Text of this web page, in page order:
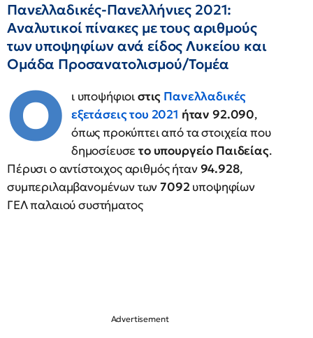
Πανελλαδικές-Πανελλήνιες 2021:
Αναλυτικοί πίνακες με τους αριθμούς
των υποψηφίων ανά είδος Λυκείου και
Ομάδα Προσανατολισμού/Τομέα
Ο ι υποψήφιοιστις Πανελλαδικές
εξετάσεις του 2021 ήταν 92.090,
όπως προκύπτει από τα στοιχεία που
δημοσίευσετο υπουργείο Παιδείας.
Πέρυσι ο αντίστοιχος αριθμός ήταν94.928,
συμπεριλαμβανομένων των7092υποψηφίων
ΓΕΛ παλαιού συστήματος